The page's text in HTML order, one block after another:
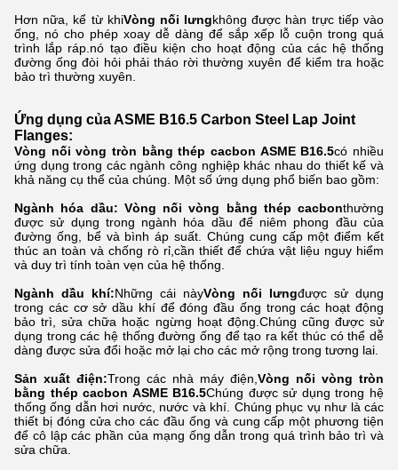
Hơn nữa, kể từ khiVòng nối lưngkhông được hàn trực tiếp vào
ống, nó cho phép xoay dễ dàng để sắp xếp lỗ cuộn trong quá
trình lắp ráp.nó tạo điều kiện cho hoạt động của các hệ thống
đường ống đòi hỏi phải tháo rời thường xuyên để kiểm tra hoặc
bảo trì thường xuyên.
Ứng dụng của ASME B16.5 Carbon Steel Lap Joint
Flanges:
Vòng nối vòng tròn bằng thép cacbon ASME B16.5có nhiều
ứng dụng trong các ngành công nghiệp khác nhau do thiết kế và
khả năng cụ thể của chúng. Một số ứng dụng phổ biến bao gồm:
Ngành hóa dầu: Vòng nối vòng bằng thép cacbonthường
được sử dụng trong ngành hóa dầu để niêm phong đầu của
đường ống, bể và bình áp suất. Chúng cung cấp một điểm kết
thúc an toàn và chống rò rỉ,cần thiết để chứa vật liệu nguy hiểm
và duy trì tính toàn vẹn của hệ thống.
Ngành dầu khí:Những cái nàyVòng nối lưngđược sử dụng
trong các cơ sở dầu khí để đóng đầu ống trong các hoạt động
bảo trì, sửa chữa hoặc ngừng hoạt động.Chúng cũng được sử
dụng trong các hệ thống đường ống để tạo ra kết thúc có thể dễ
dàng được sửa đổi hoặc mở lại cho các mở rộng trong tương lai.
Sản xuất điện:Trong các nhà máy điện, Vòng nối vòng tròn
bằng thép cacbon ASME B16.5Chúng được sử dụng trong hệ
thống ống dẫn hơi nước, nước và khí. Chúng phục vụ như là các
thiết bị đóng cửa cho các đầu ống và cung cấp một phương tiện
để cô lập các phần của mạng ống dẫn trong quá trình bảo trì và
sửa chữa.